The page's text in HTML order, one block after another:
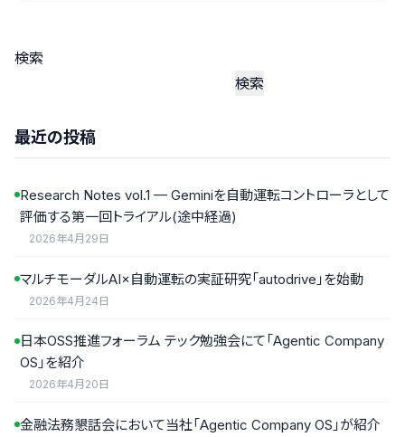
検索
検索
最近の投稿
Research Notes vol.1 — Geminiを自動運転コントローラとして
評価する第一回トライアル(途中経過)
2026年4月29日
マルチモーダルAI×自動運転の実証研究「autodrive」を始動
2026年4月24日
日本OSS推進フォーラム テック勉強会にて「Agentic Company
OS」を紹介
2026年4月20日
金融法務懇話会において当社「Agentic Company OS」が紹介